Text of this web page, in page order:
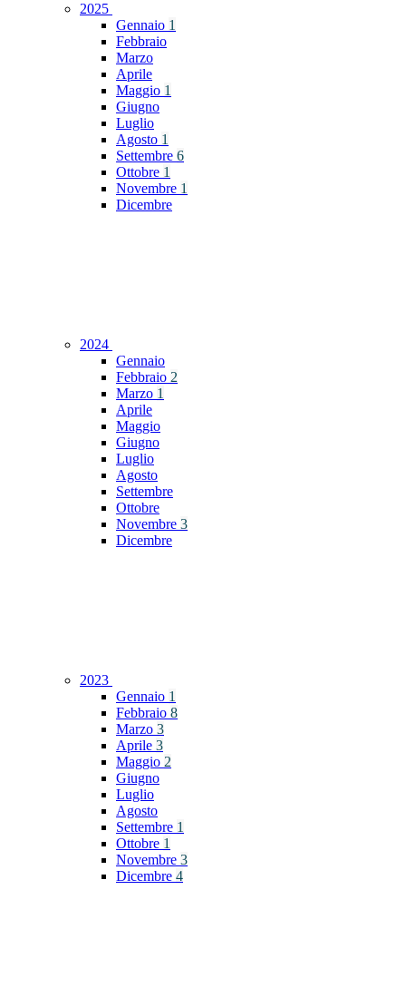
2025
Gennaio 1
Febbraio
Marzo
Aprile
Maggio 1
Giugno
Luglio
Agosto 1
Settembre 6
Ottobre 1
Novembre 1
Dicembre
2024
Gennaio
Febbraio 2
Marzo 1
Aprile
Maggio
Giugno
Luglio
Agosto
Settembre
Ottobre
Novembre 3
Dicembre
2023
Gennaio 1
Febbraio 8
Marzo 3
Aprile 3
Maggio 2
Giugno
Luglio
Agosto
Settembre 1
Ottobre 1
Novembre 3
Dicembre 4